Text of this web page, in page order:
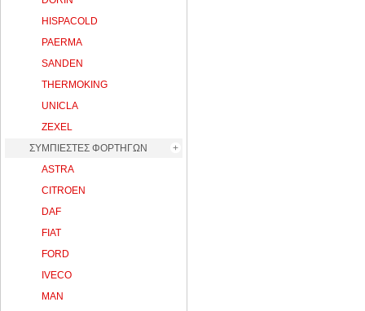
HISPACOLD
PAERMA
SANDEN
THERMOKING
UNICLA
ZEXEL
ΣΥΜΠΙΕΣΤΕΣ ΦΟΡΤΗΓΩΝ
ASTRA
CITROEN
DAF
FIAT
FORD
IVECO
MAN